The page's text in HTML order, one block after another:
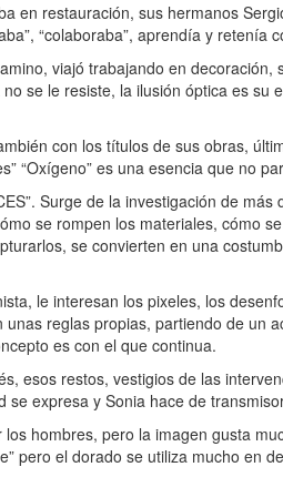
en restauración, sus hermanos
“colaboraba”, aprendía y retenía
viajó trabajando en
se le resiste, la ilusión óptica es su
con los títulos de sus obras,
“Oxígeno” es una esencia que no
Surge de la investigación de
se rompen los materiales, cómo
se convierten en una
le interesan los pixeles, los
reglas propias, partiendo de un
es con el que continua.
esos restos, vestigios de las
se expresa y Sonia hace de
hombres, pero la imagen gusta
pero el dorado se utiliza mucho en